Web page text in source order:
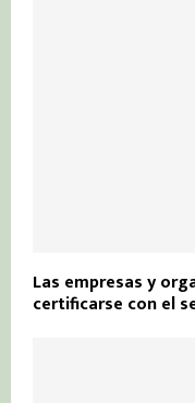
Las empresas y
certificarse con el